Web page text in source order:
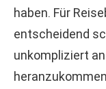
haben. Für
entscheidend
unkompliziert